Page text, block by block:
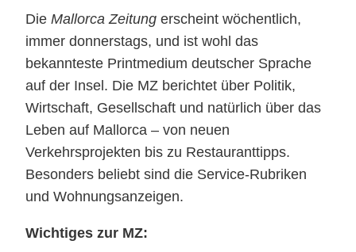
Die Mallorca Zeitung erscheint wöchentlich,
immer donnerstags, und ist wohl das
bekannteste Printmedium deutscher Sprache
auf der Insel. Die MZ berichtet über Politik,
Wirtschaft, Gesellschaft und natürlich über das
Leben auf Mallorca – von neuen
Verkehrsprojekten bis zu Restauranttipps.
Besonders beliebt sind die Service-Rubriken
und Wohnungsanzeigen.
Wichtiges zur MZ: